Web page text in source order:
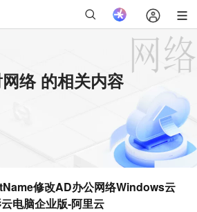
络 的相关内容
修改AD办公网络Windows云
电脑企业版-阿里云